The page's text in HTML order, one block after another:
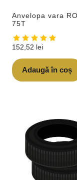
Anvelopa vara
75T
152,52 lei
Adaugă în coș